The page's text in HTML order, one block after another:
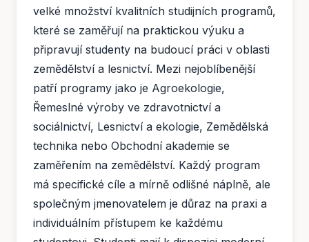
velké množství kvalitních studijních programů,
které se zaměřují na praktickou výuku a
připravují studenty na budoucí práci v oblasti
zemědělství a lesnictví. Mezi nejoblíbenější
patří programy jako je Agroekologie,
Řemeslné výroby ve zdravotnictví a
sociálnictví, Lesnictví a ekologie, Zemědělská
technika nebo Obchodní akademie se
zaměřením na zemědělství. Každý program
má specifické cíle a mírně odlišné náplně, ale
společným jmenovatelem je důraz na praxi a
individuálním přístupem ke každému